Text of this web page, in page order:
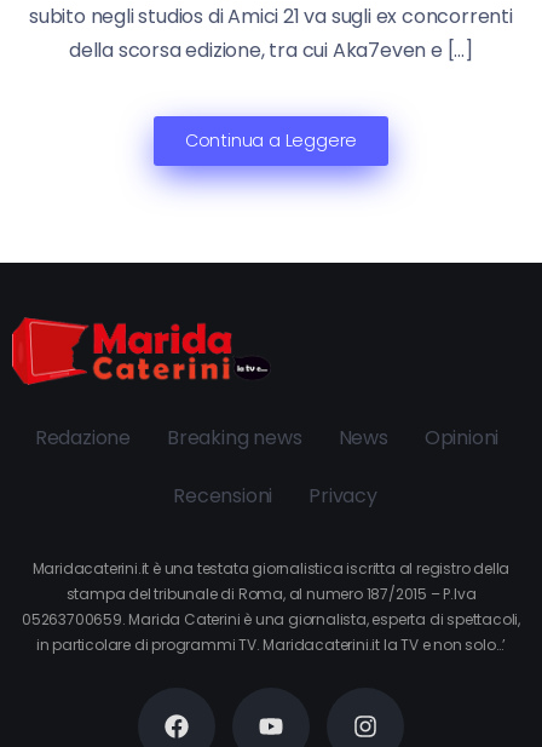
subito negli studios di Amici 21 va sugli ex concorrenti
della scorsa edizione, tra cui Aka7even e […]
Continua a Leggere
Redazione Breaking news News Opinioni
Recensioni Privacy
Maridacaterini.it è una testata giornalistica iscritta al registro della
stampa del tribunale di Roma, al numero 187/2015 – P.Iva
05263700659. Marida Caterini è una giornalista, esperta di spettacoli,
in particolare di programmi TV. Maridacaterini.it la TV e non solo…’